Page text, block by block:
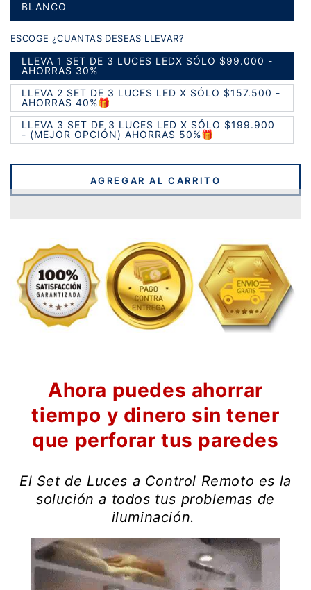
BLANCO
Variante
agotada
no
disponible
ESCOGE ¿CUANTAS DESEAS LLEVAR?
LLEVA 1 SET DE 3 LUCES LEDX SÓLO $99.000 -
AHORRAS 30%
Variante
agotada
o
no
disponible
LLEVA 2 SET DE 3 LUCES LED X SÓLO $157.500 -
AHORRAS 40%🎁
Variante
agotada
o
no
disponible
LLEVA 3 SET DE 3 LUCES LED X SÓLO $199.900
- (MEJOR OPCIÓN) AHORRAS 50%🎁
Variante
agotada
no
AGREGAR AL CARRITO
Ahora puedes ahorrar
tiempo y dinero sin tener
que perforar tus paredes
El Set de Luces a Control Remoto es la
solución a todos tus problemas de
iluminación.